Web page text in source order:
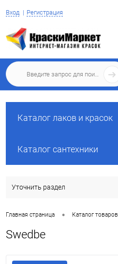
Вход Регистрация
Каталог лаков и красок
Каталог сантехники
Уточнить раздел
Главная страница • Каталог товаров
Swedbe